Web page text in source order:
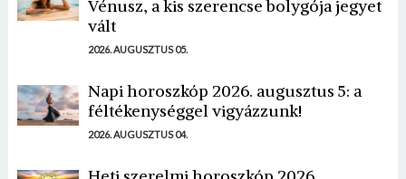
Vénusz, a kis szerencse bolygója jegyet
vált
2026. AUGUSZTUS 05.
Napi horoszkóp 2026. augusztus 5: a
féltékenységgel vigyázzunk!
2026. AUGUSZTUS 04.